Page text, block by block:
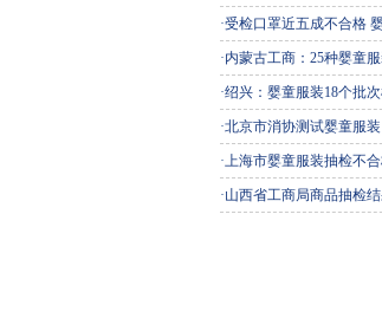
·受检口罩近五成不合格
·内蒙古工商：25种婴童
·绍兴：婴童服装18个批
·北京市消协测试婴童服
·上海市婴童服装抽检不
·山西省工商局商品抽检